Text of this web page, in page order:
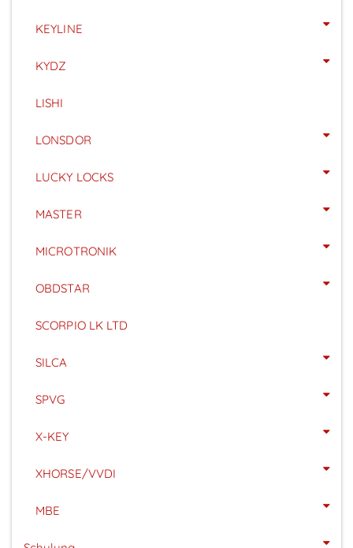
KEYLINE
KYDZ
LISHI
LONSDOR
LUCKY LOCKS
MASTER
MICROTRONIK
OBDSTAR
SCORPIO LK LTD
SILCA
SPVG
X-KEY
XHORSE/VVDI
MBE